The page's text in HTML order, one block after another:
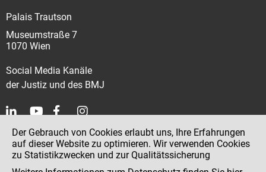
Palais Trautson
Museumstraße 7
1070 Wien
Social Media Kanäle
der Justiz und des BMJ
Kontakt
Impressum
Der Gebrauch von Cookies erlaubt uns, Ihre Erfahrungen
auf dieser Website zu optimieren. Wir verwenden Cookies
zu Statistikzwecken und zur Qualitätssicherung